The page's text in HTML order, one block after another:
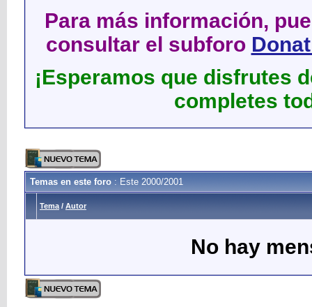
Para más información,
consultar el subforo
¡Esperamos que disfrutes
completes
Temas en este foro : Este 2000/2001
Tema / Autor
No hay